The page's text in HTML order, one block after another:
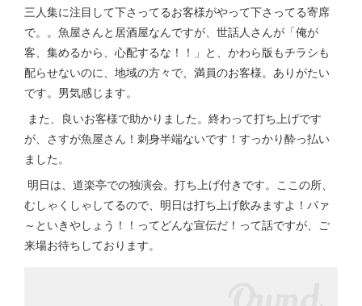
三人集に注目して下さってるお客様がやって下さってる寄席
で。。魚屋さんと居酒屋なんですが、世話人さんが「俺が
客、集めるから、心配するな！！」と、かわら版もチラシも
配らせないのに、地域の方々で、満員のお客様。ありがたい
です。男気感じます。
また、良いお客様で助かりました。終わって打ち上げです
が、さすが魚屋さん！刺身半端ないです！すっかり酔っ払い
ました。
明日は、道楽亭での独演会。打ち上げ付きです。ここの所、
むしゃくしゃしてるので、明日は打ち上げ飲みますよ！パァ
～といきやしょう！！ってどんな宣伝だ！って話ですが、ご
来場お待ちしております。